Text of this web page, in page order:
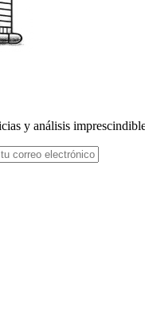
y análisis